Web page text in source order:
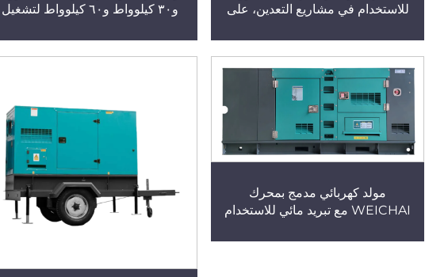
للاستخدام في مشاريع التعدين، على
وقودًا قليلًا، ومولد عالي القدرة بصمت
و٣٠ كيلوواط و٦٠ كيلوواط لتشغيل
المناطق الريفية، مولد صامت
مولد كهربائي مدمج بمحرك
WEICHAI مع تبريد مائي للاستخدام